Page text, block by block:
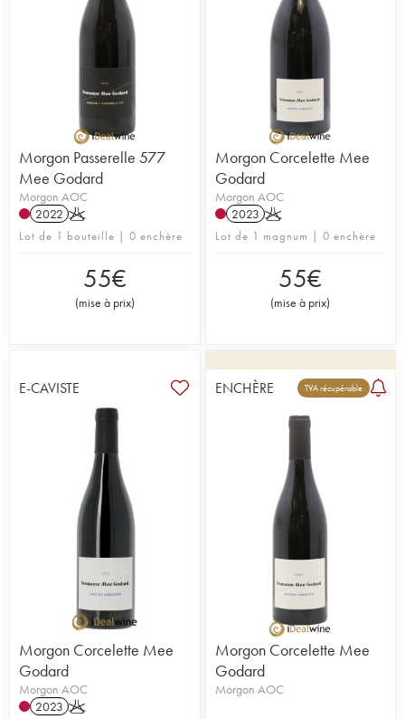
Morgon Passerelle 577
Mee Godard
Morgon AOC
2022 K
Lot de 1 bouteille | 0 enchère
55€
(mise à prix)
Morgon Corcelette Mee
Godard
Morgon AOC
2023 K
Lot de 1 magnum | 0 enchère
55€
(mise à prix)
E-CAVISTE
Morgon Corcelette Mee
Godard
Morgon AOC
2023 K
ENCHÈRE TVA récupérable
Morgon Corcelette Mee
Godard
Morgon AOC